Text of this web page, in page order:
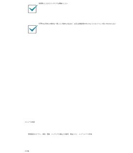
LDKのお手持ちの家具を一新したい気持ちがあるが、お店も多種多様の中どのようにセレクトして良いのかわからない
賃貸暮らしだけどインテリアを素敵にしたい
メニューの内容
照明器具やカーテン、家具、壁紙、インテリア小物などの販売、商品リスト、イメージパース作成
その他